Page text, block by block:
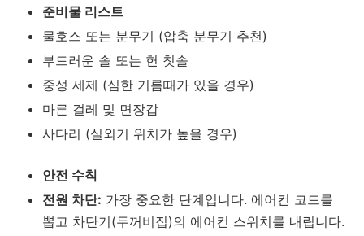
준비물 리스트
물호스 또는 분무기 (압축 분무기 추천)
부드러운 솔 또는 헌 칫솔
중성 세제 (심한 기름때가 있을 경우)
마른 걸레 및 면장갑
사다리 (실외기 위치가 높을 경우)
안전 수칙
전원 차단: 가장 중요한 단계입니다. 에어컨 코드를
뽑고 차단기(두꺼비집)의 에어컨 스위치를 내립니다.